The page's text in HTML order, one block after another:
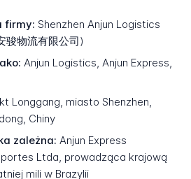
firmy: Shenzhen Anjun Logistics
骏物流有限公司)
Anjun Logistics, Anjun Express,
Longgang, miasto Shenzhen,
Chiny
zależna: Anjun Express
Ltda, prowadząca krajową
mili w Brazylii